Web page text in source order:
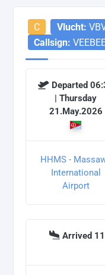
C Vlucht:
Callsign:
Departed
| Thursday
21.May.2026
HHMS -
International
Airport
Arrived